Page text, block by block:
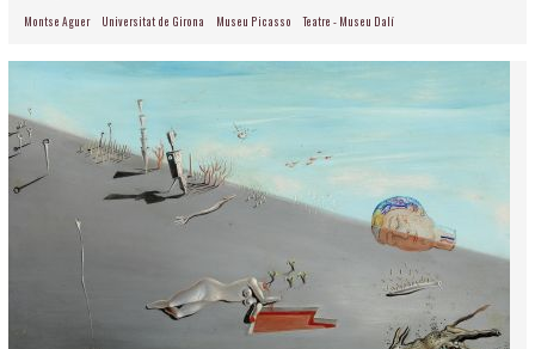
Montse Aguer Universitat de Girona Museu Picasso Teatre - Museu Dalí